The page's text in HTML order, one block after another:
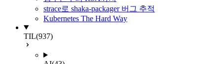
strace로 shaka-packager 버그 추적
Kubernetes The Hard Way
TIL(937)